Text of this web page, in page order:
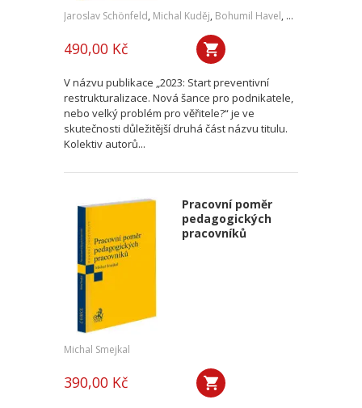
Jaroslav Schönfeld, Michal Kuděj, Bohumil Havel, Petr Sprinz
490,00 Kč
V názvu publikace „2023: Start preventivní
restrukturalizace. Nová šance pro podnikatele,
nebo velký problém pro věřitele?“ je ve
skutečnosti důležitější druhá část názvu titulu.
Kolektiv autorů...
Pracovní poměr
pedagogických
pracovníků
Michal Smejkal
390,00 Kč